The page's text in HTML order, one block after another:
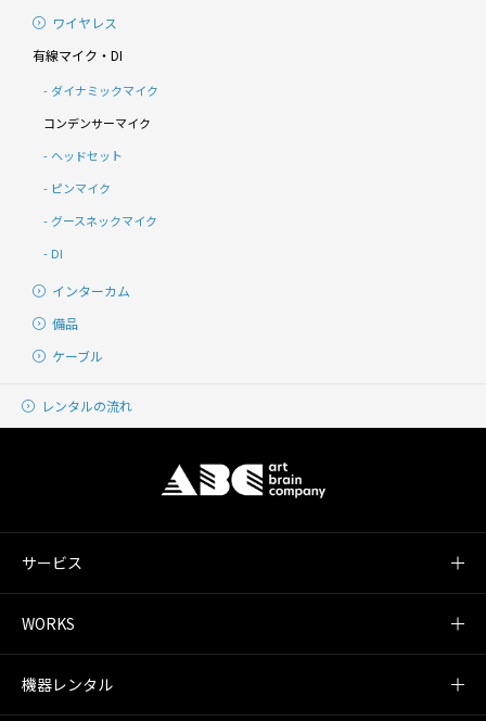
ワイヤレス
有線マイク・DI
ダイナミックマイク
コンデンサーマイク
ヘッドセット
ピンマイク
グースネックマイク
DI
インターカム
備品
ケーブル
レンタルの流れ
サービス
WORKS
機器レンタル